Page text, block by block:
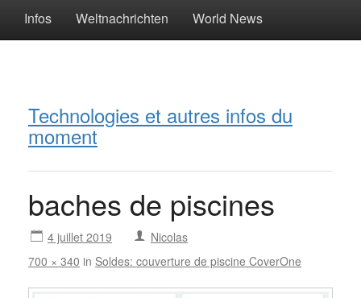
Infos Weltnachrichten World News
Technologies et autres infos du
moment
baches de piscines
4 juillet 2019
Nicolas
700 × 340 in Soldes: couverture de piscine CoverOne